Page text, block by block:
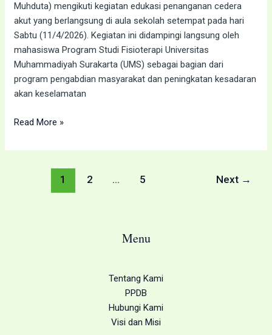
Muhduta) mengikuti kegiatan edukasi penanganan cedera
akut yang berlangsung di aula sekolah setempat pada hari
Sabtu (11/4/2026). Kegiatan ini didampingi langsung oleh
mahasiswa Program Studi Fisioterapi Universitas
Muhammadiyah Surakarta (UMS) sebagai bagian dari
program pengabdian masyarakat dan peningkatan kesadaran
akan keselamatan
Read More »
1 2 … 5 Next →
Menu
Tentang Kami
PPDB
Hubungi Kami
Visi dan Misi